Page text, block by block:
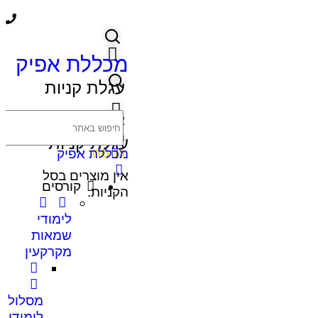
עגלת קניות
אין מוצרים בסל
הקניות.
כניסה
מכללת אפיק
עגלת קניות
אין מוצרים בסל
הקניות.
מכללת אפיק
קורסים
לימודי
שמאות
מקרקעין
מסלול